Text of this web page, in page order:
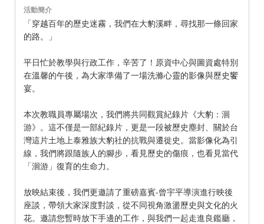
活動簡介
「穿越百年的歷史迷霧，我們在大豹溪畔，尋找那一條回家
的路。」
平日忙於教學與行政工作，辛苦了！原資中心與圖資處特別
在溫馨的午後，為大家準備了一場洗滌心靈的影像與歷史饗
宴。
本次教職員專屬場次，我們將共同觀賞紀錄片《大豹：洄
游》。這不僅是一部紀錄片，更是一段被歷史塵封、關於台
灣這片土地上泰雅族大豹社的抗戰與遷徙史。當影像化為引
線，我們將跟隨族人的腳步，看見歷史的傷痕，也看見當代
「洄游」復育的生命力。
放映結束後，我們更邀請了重磅嘉賓-曾宇平導演進行映後
座談，帶領大家深度對談，從不同視角激盪歷史與文化的火
花。邀請您暫時放下手邊的工作，與我們一起走進良鑑廳，